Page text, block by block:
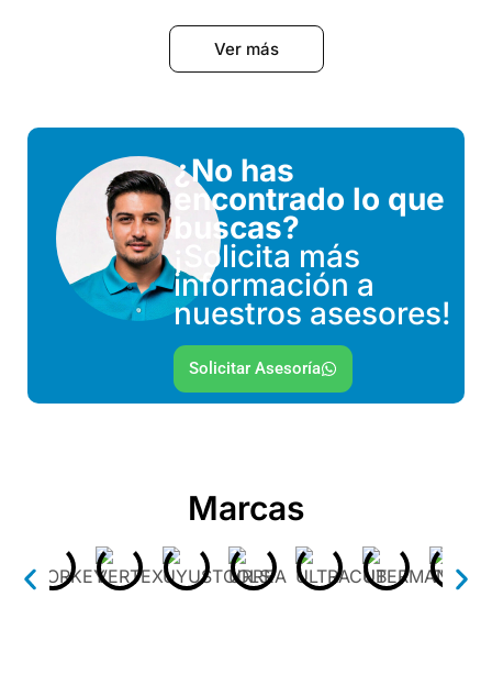
Ver más
¿No has
encontrado lo que
buscas?
¡Solicita más
información a
nuestros asesores!
Solicitar Asesoría
Marcas